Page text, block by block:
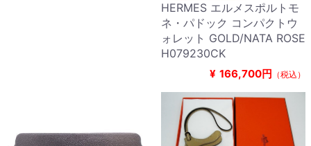
HERMES エルメスポルトモ
ネ・パドック コンパクトウ
ォレット GOLD/NATA ROSE
H079230CK
¥ 166,700円 （税込）